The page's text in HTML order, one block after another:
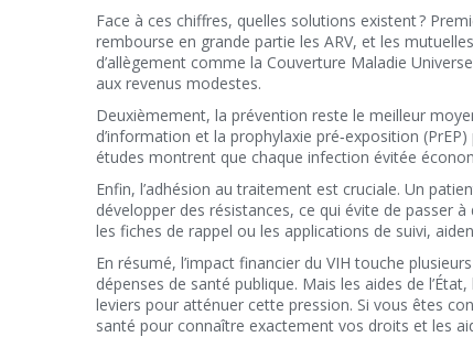
Face à ces chiffres, quelles solutions existent ?
rembourse en grande partie les ARV, et les
d’allègement comme la Couverture Maladie
aux revenus modestes.
Deuxièmement, la prévention reste le meilleur
d’information et la prophylaxie pré‑exposition
études montrent que chaque infection évitée
Enfin, l’adhésion au traitement est cruciale. Un
développer des résistances, ce qui évite de passer
les fiches de rappel ou les applications de suivi,
En résumé, l’impact financier du VIH touche
dépenses de santé publique. Mais les aides de
leviers pour atténuer cette pression. Si vous êtes
santé pour connaître exactement vos droits et les